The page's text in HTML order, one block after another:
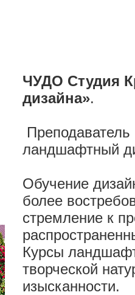
ЧУДО Студия
дизайна».
ландшафтный
Обучение
более
стремление к
Курсы
творческой
изысканности.